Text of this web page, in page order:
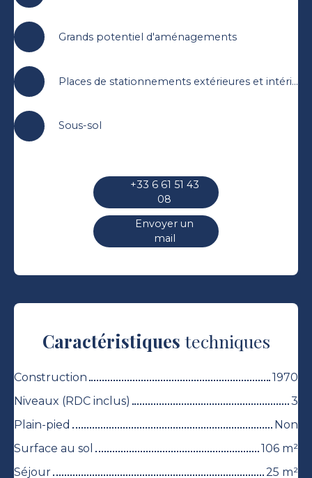
Grands potentiel d'aménagements
Places de stationnements extérieures et intérieures
Sous-sol
+33 6 61 51 43
08
Envoyer un
mail
Caractéristiques techniques
Construction
1970
Niveaux (RDC inclus)
3
Plain-pied
Non
Surface au sol
106 m²
Séjour
25 m²